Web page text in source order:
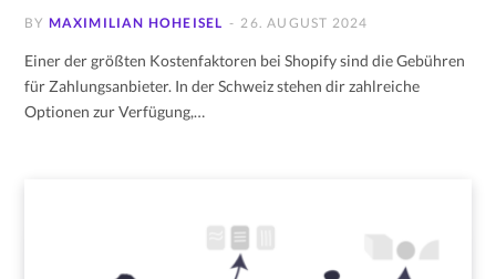
BY MAXIMILIAN HOHEISEL 26. AUGUST 2024
Einer der größten Kostenfaktoren bei Shopify sind die Gebühren
für Zahlungsanbieter. In der Schweiz stehen dir zahlreiche
Optionen zur Verfügung,…